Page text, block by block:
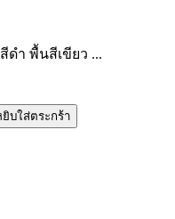
ดำ พื้นสีเขียว ...